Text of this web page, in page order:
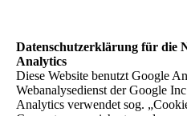
Datenschutzerklärung für die
Analytics
Diese Website benutzt Google
Webanalysedienst der Google
Analytics verwendet sog.